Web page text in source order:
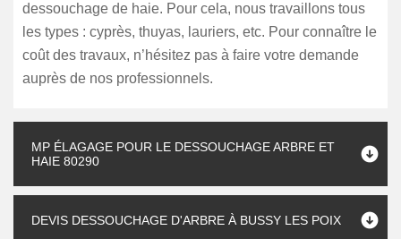
dessouchage de haie. Pour cela, nous travaillons tous
les types : cyprès, thuyas, lauriers, etc. Pour connaître le
coût des travaux, n’hésitez pas à faire votre demande
auprès de nos professionnels.
MP ÉLAGAGE POUR LE DESSOUCHAGE ARBRE ET
HAIE 80290
DEVIS DESSOUCHAGE D'ARBRE À BUSSY LES POIX